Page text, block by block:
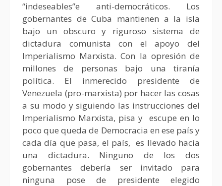
“indeseables”e anti-democráticos. Los
gobernantes de Cuba mantienen a la isla
bajo un obscuro y riguroso sistema de
dictadura comunista con el apoyo del
Imperialismo Marxista. Con la opresión de
millones de personas bajo una tiranía
política. El inmerecido presidente de
Venezuela (pro-marxista) por hacer las cosas
a su modo y siguiendo las instrucciones del
Imperialismo Marxista, pisa y escupe en lo
poco que queda de Democracia en ese país y
cada día que pasa, el país, es llevado hacia
una dictadura. Ninguno de los dos
gobernantes debería ser invitado para
ninguna pose de presidente elegido